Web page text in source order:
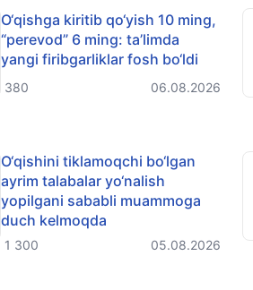
O‘qishga kiritib qo‘yish 10 ming,
“perevod” 6 ming: ta’limda
yangi firibgarliklar fosh bo‘ldi
380 06.08.2026
O‘qishini tiklamoqchi bo‘lgan
ayrim talabalar yo‘nalish
yopilgani sababli muammoga
duch kelmoqda
1 300 05.08.2026